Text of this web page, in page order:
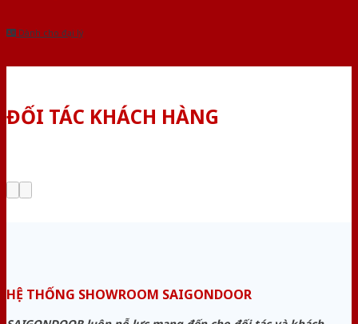
Dành cho đại lý
ĐỐI TÁC KHÁCH HÀNG
HỆ THỐNG SHOWROOM SAIGONDOOR